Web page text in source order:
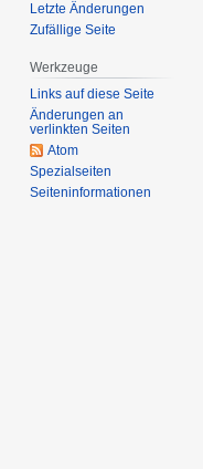
Letzte Änderungen
Zufällige Seite
Werkzeuge
Links auf diese Seite
Änderungen an
verlinkten Seiten
Atom
Spezialseiten
Seiten­informationen